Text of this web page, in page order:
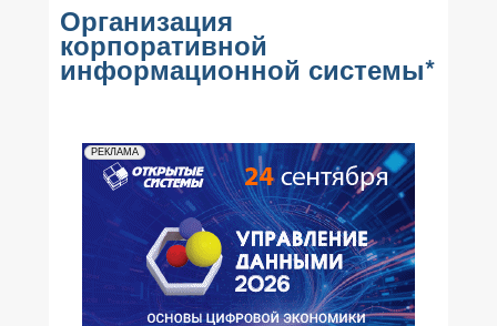
Организация
корпоративной
информационной системы*
РЕКЛАМА